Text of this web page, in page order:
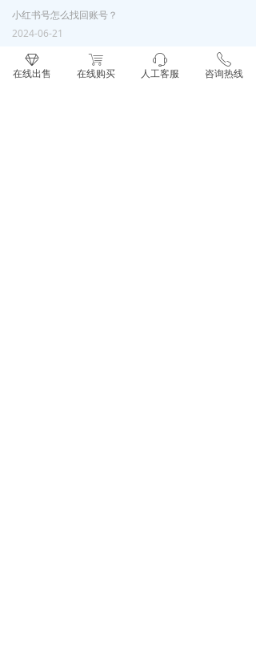
小红书号怎么找回账号？
2024-06-21
小红书号被永久封禁怎么解封？
ꁐ
在线出售
ꁈ
在线购买
ꁱ
人工客服
ꂅ
咨询热线